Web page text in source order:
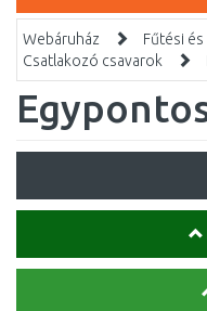
Webáruház
Fűtési
Csatlakozó csavarok